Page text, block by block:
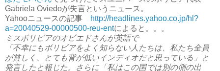
Gabriela Oviedoが失言というニュース。
Yahooニュースの記事
http://headlines.yahoo.co.jp/hl?
a=20040529-00000500-reu-entによると。。。
ミスボリビアのオビエドさんが英語で
「不幸にもボリビアをよく知らない人たちは、私たち全員
が貧しく、とても背が低いインディオだと思っている」と
発言したと報じた。さらに「私はこの国では別の側の出